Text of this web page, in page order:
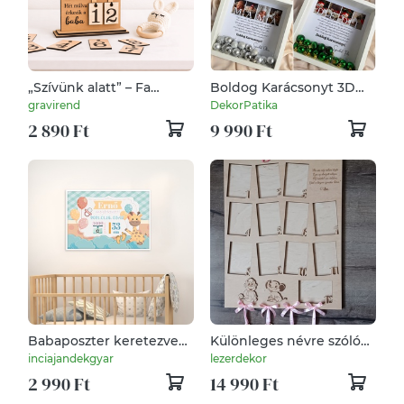
„Szívünk alatt” – Fa
Ultrahangos Képkeret és
Visszaszámláló Naptár
gravirend
2 890 Ft
Boldog Karácsonyt 3D
képkeret, falikép,
DekorPatika
9 990 Ft
Babaposzter keretezve
születési adatokkal zsiráf,
Babaszobába,
Születésnapra, Újszülött
inciajandekgyar
2 990 Ft
Különleges névre szóló
képkeret születési
lezerdekor
14 990 Ft